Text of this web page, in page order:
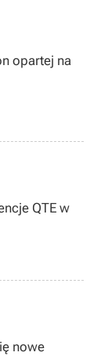
opartej na
QTE w
nowe